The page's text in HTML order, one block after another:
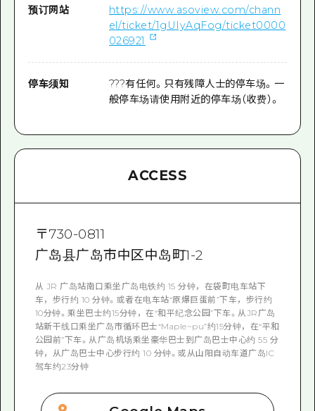
预订网站
https://www.asoview.com/chann
el/ticket/1gUIyAqFog/ticket0000
026921
停车须知
???有任何。只有残障人士的停车场。一
般停车场请使用附近的停车场（收费）。
ACCESS
〒730-0811
广岛县广岛市中区中岛町1-2
从 JR 广岛站南口乘坐广岛电铁约 15 分钟，在袋町电车站下
车，步行约 10 分钟。或者在电车站“原爆巨蛋前”下车，步行约
10分钟。乘坐巴士约15分钟，在“和平纪念公园”下车。从JR广岛
站新干线口乘坐广岛市循环巴士“Maple~pu”约15分钟，在“平和
公园前”下车。从广岛机场乘坐豪华巴士到广岛巴士中心约 55 分
钟，从广岛巴士中心步行约 10 分钟。或从山阳自动车道广岛IC
驾车约23分钟